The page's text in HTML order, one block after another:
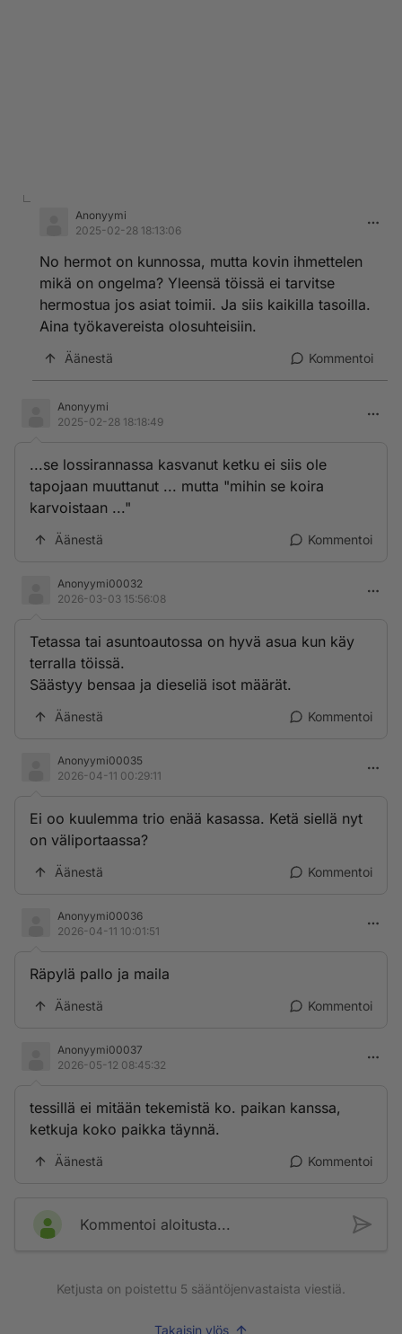
Anonyymi
2025-02-28 18:13:06
No hermot on kunnossa, mutta kovin ihmettelen
mikä on ongelma? Yleensä töissä ei tarvitse
hermostua jos asiat toimii. Ja siis kaikilla tasoilla.
Aina työkavereista olosuhteisiin.
Äänestä Kommentoi
Anonyymi
2025-02-28 18:18:49
...se lossirannassa kasvanut ketku ei siis ole
tapojaan muuttanut ... mutta "mihin se koira
karvoistaan ..."
Äänestä Kommentoi
Anonyymi00032
2026-03-03 15:56:08
Tetassa tai asuntoautossa on hyvä asua kun käy
terralla töissä.
Säästyy bensaa ja dieseliä isot määrät.
Äänestä Kommentoi
Anonyymi00035
2026-04-11 00:29:11
Ei oo kuulemma trio enää kasassa. Ketä siellä nyt
on väliportaassa?
Äänestä Kommentoi
Anonyymi00036
2026-04-11 10:01:51
Räpylä pallo ja maila
Äänestä Kommentoi
Anonyymi00037
2026-05-12 08:45:32
tessillä ei mitään tekemistä ko. paikan kanssa,
ketkuja koko paikka täynnä.
Äänestä Kommentoi
Kommentoi aloitusta...
Ketjusta on poistettu 5 sääntöjenvastaista viestiä.
Takaisin ylös